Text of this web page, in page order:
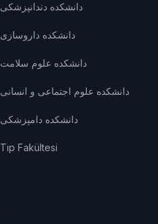
دانشکده دندانپزشکی
دانشکده داروسازی
دانشکده علوم سلامت
دانشکده علوم اجتماعی و انسانی
دانشکده دامپزشکی
Tıp Fakültesi